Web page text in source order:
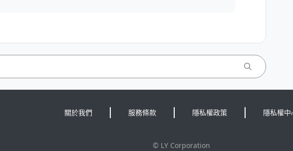
關於我們 服務條款 隱私權政策 隱私權中
© LY Corporation